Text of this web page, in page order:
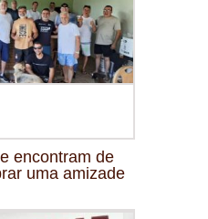
encontram de
uma amizade